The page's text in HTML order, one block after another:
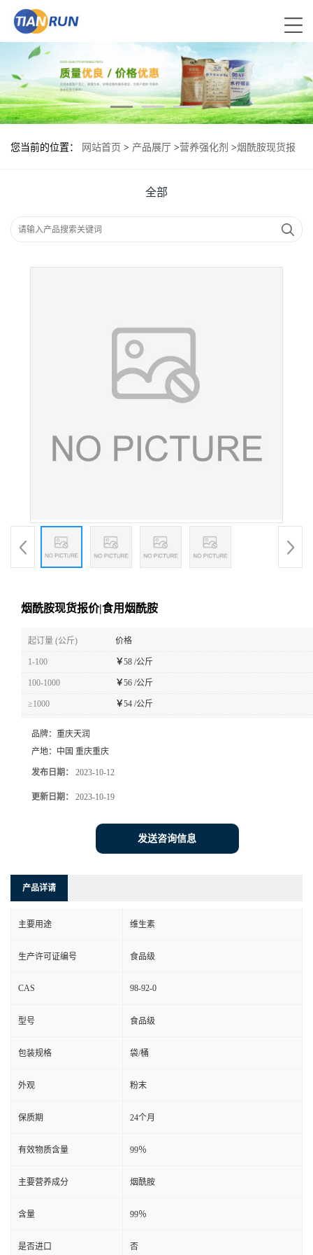
您当前的位置： 网站首页 > 产品展厅 >营养强化剂 >烟酰胺现货报
全部
烟酰胺现货报价|食用烟酰胺
起订量 (公斤) 价格
1-100 ￥58 /公斤
100-1000 ￥56 /公斤
≥1000 ￥54 /公斤
品牌： 重庆天润
产地： 中国 重庆重庆
发布日期： 2023-10-12
更新日期： 2023-10-19
发送咨询信息
产品详请
主要用途 维生素
生产许可证编号 食品级
CAS 98-92-0
型号 食品级
包装规格 袋/桶
外观 粉末
保质期 24个月
有效物质含量 99％
主要营养成分 烟酰胺
含量 99％
是否进口 否